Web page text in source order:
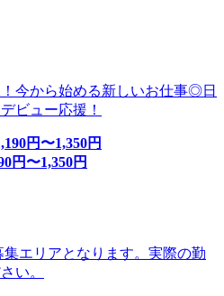
今から始める新しいお仕事◎日
ビュー応援！
円〜1,350円
円〜1,350円
エリアとなります。実際の勤
い。